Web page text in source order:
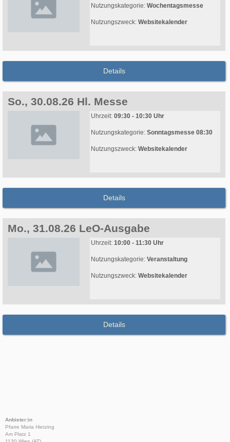
Nutzungskategorie: Wochentagsmesse
Nutzungszweck: Websitekalender
Details
So., 30.08.26 Hl. Messe
Uhrzeit: 09:30 - 10:30 Uhr
Nutzungskategorie: Sonntagsmesse 08:30
Nutzungszweck: Websitekalender
Details
Mo., 31.08.26 LeO-Ausgabe
Uhrzeit: 10:00 - 11:30 Uhr
Nutzungskategorie: Veranstaltung
Nutzungszweck: Websitekalender
Details
Anbieter:in
Pfarre Maria Hietzing
Am Platz 1